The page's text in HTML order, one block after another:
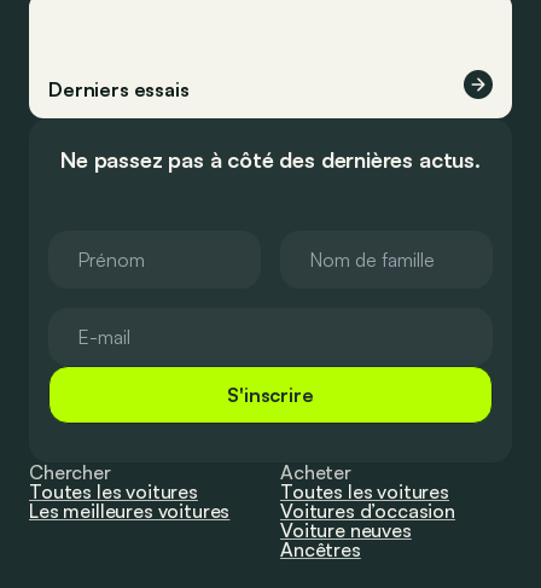
Derniers essais
Ne passez pas à côté des dernières actus.
S'inscrire
Chercher
Toutes les voitures
Les meilleures voitures
Acheter
Toutes les voitures
Voitures d’occasion
Voiture neuves
Ancêtres